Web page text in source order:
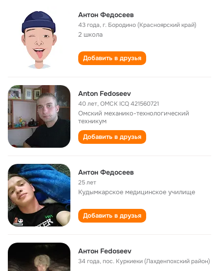
Антон Федосеев
43 года,г. Бородино (Красноярский край)
2 школа
Добавить в друзья
Anton Fedoseev
40 лет,ОМСК ICQ 421560721
Омский механико-технологический
техникум
Добавить в друзья
Aнтон Федосеев
25 лет
Кудымкарское медицинское училище
Добавить в друзья
Антон Fedoseev
34 года,пос. Куркиеки (Лахденпохский район)